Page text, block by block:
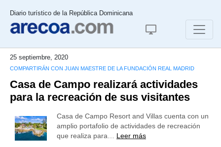
Diario turístico de la República Dominicana
25 septiembre, 2020
COMPARTIRÁN CON JUAN MAESTRE DE LA FUNDACIÓN REAL MADRID
Casa de Campo realizará actividades
para la recreación de sus visitantes
Casa de Campo Resort and Villas cuenta con un
amplio portafolio de actividades de recreación
que realiza para… Leer más